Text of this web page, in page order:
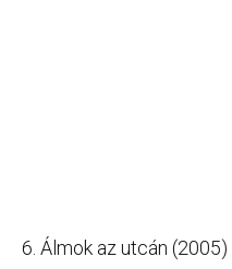
6. Álmok az utcán (2005)